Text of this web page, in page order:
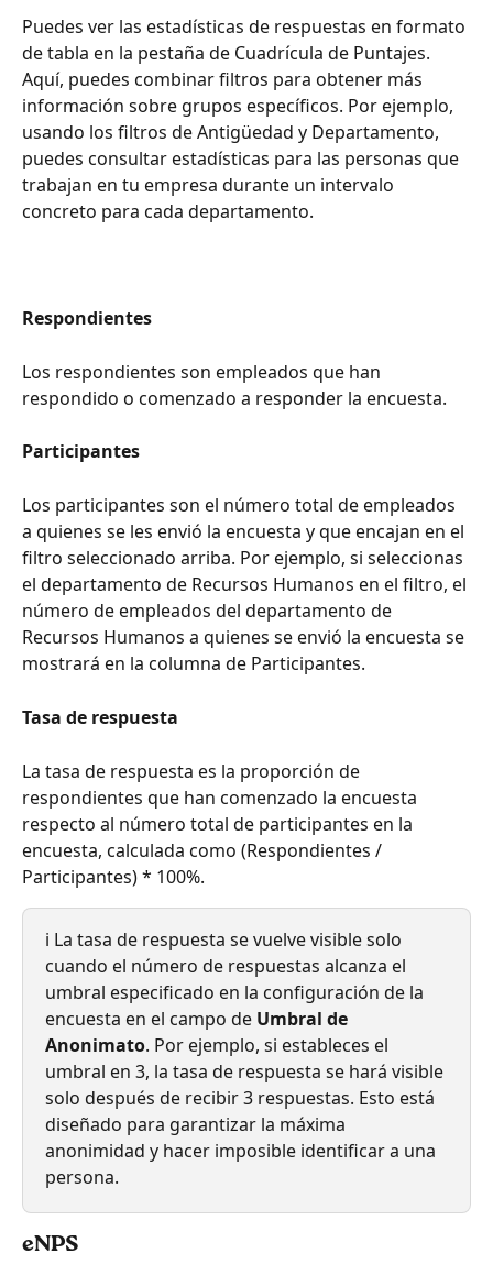
Puedes ver las estadísticas de respuestas en formato
de tabla en la pestaña de Cuadrícula de Puntajes.
Aquí, puedes combinar filtros para obtener más
información sobre grupos específicos. Por ejemplo,
usando los filtros de Antigüedad y Departamento,
puedes consultar estadísticas para las personas que
trabajan en tu empresa durante un intervalo
concreto para cada departamento.
Respondientes
Los respondientes son empleados que han
respondido o comenzado a responder la encuesta.
Participantes
Los participantes son el número total de empleados
a quienes se les envió la encuesta y que encajan en el
filtro seleccionado arriba. Por ejemplo, si seleccionas
el departamento de Recursos Humanos en el filtro, el
número de empleados del departamento de
Recursos Humanos a quienes se envió la encuesta se
mostrará en la columna de Participantes.
Tasa de respuesta
La tasa de respuesta es la proporción de
respondientes que han comenzado la encuesta
respecto al número total de participantes en la
encuesta, calculada como (Respondientes /
Participantes) * 100%.
ℹ️ La tasa de respuesta se vuelve visible solo
cuando el número de respuestas alcanza el
umbral especificado en la configuración de la
encuesta en el campo de Umbral de
Anonimato. Por ejemplo, si estableces el
umbral en 3, la tasa de respuesta se hará visible
solo después de recibir 3 respuestas. Esto está
diseñado para garantizar la máxima
anonimidad y hacer imposible identificar a una
persona.
eNPS